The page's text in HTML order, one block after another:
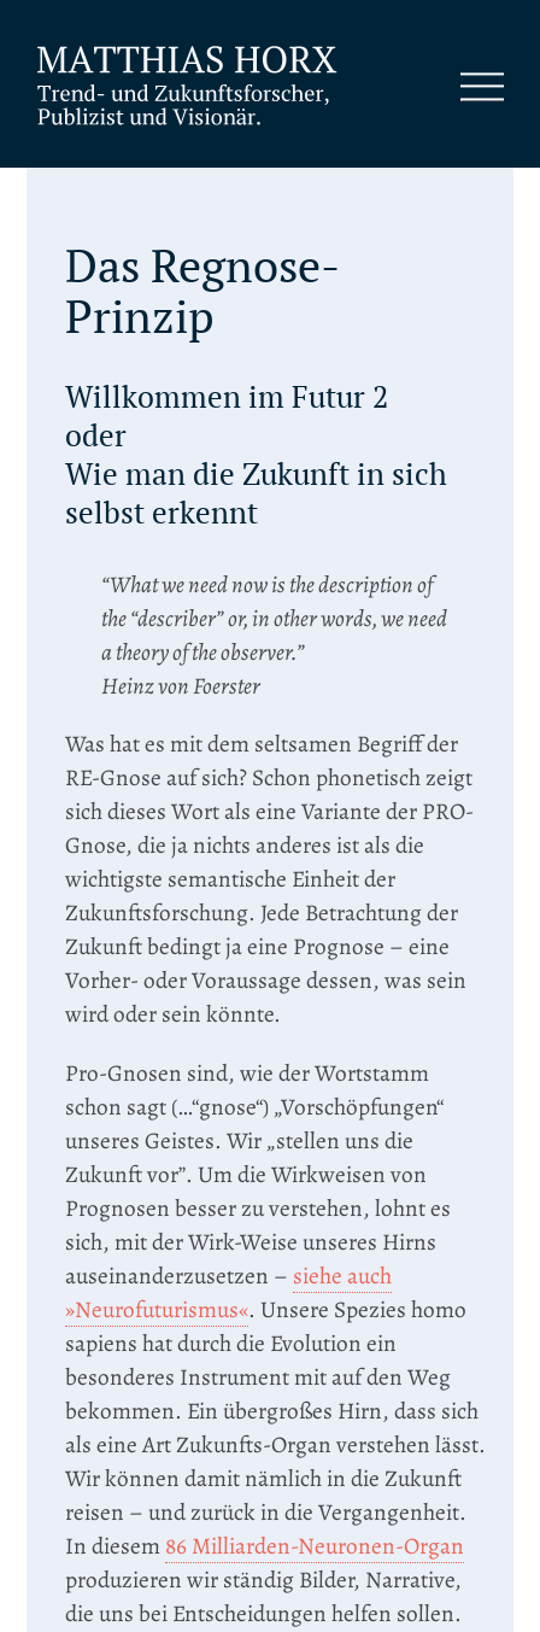
Das Regnose-
Prinzip
Willkommen im Futur 2
oder
Wie man die Zukunft in sich
selbst erkennt
“What we need now is the description of
the “describer” or, in other words, we need
a theory of the observer.”
Heinz von Foerster
Was hat es mit dem seltsamen Begriff der
RE-Gnose auf sich? Schon phonetisch zeigt
sich dieses Wort als eine Variante der PRO-
Gnose, die ja nichts anderes ist als die
wichtigste semantische Einheit der
Zukunftsforschung. Jede Betrachtung der
Zukunft bedingt ja eine Prognose – eine
Vorher- oder Voraussage dessen, was sein
wird oder sein könnte.
Pro-Gnosen sind, wie der Wortstamm
schon sagt (…“gnose“) „Vorschöpfungen“
unseres Geistes. Wir „stellen uns die
Zukunft vor”. Um die Wirkweisen von
Prognosen besser zu verstehen, lohnt es
sich, mit der Wirk-Weise unseres Hirns
auseinanderzusetzen – siehe auch
»Neurofuturismus«. Unsere Spezies homo
sapiens hat durch die Evolution ein
besonderes Instrument mit auf den Weg
bekommen. Ein übergroßes Hirn, dass sich
als eine Art Zukunfts-Organ verstehen lässt.
Wir können damit nämlich in die Zukunft
reisen – und zurück in die Vergangenheit.
In diesem86 Milliarden-Neuronen-Organ
produzieren wir ständig Bilder, Narrative,
die uns bei Entscheidungen helfen sollen.